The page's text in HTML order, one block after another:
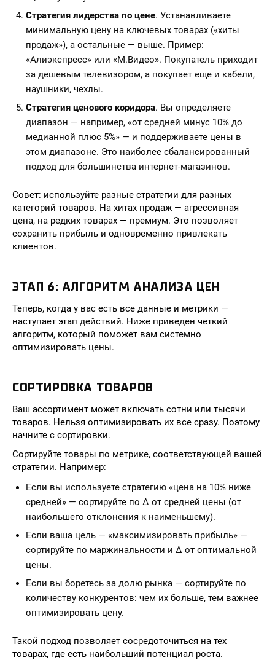
Стратегия лидерства по цене. Устанавливаете
минимальную цену на ключевых товарах («хиты
продаж»), а остальные — выше. Пример:
«Алиэкспресс» или «М.Видео». Покупатель приходит
за дешевым телевизором, а покупает еще и кабели,
наушники, чехлы.
Стратегия ценового коридора. Вы определяете
диапазон — например, «от средней минус 10% до
медианной плюс 5%» — и поддерживаете цены в
этом диапазоне. Это наиболее сбалансированный
подход для большинства интернет-магазинов.
Совет: используйте разные стратегии для разных
категорий товаров. На хитах продаж — агрессивная
цена, на редких товарах — премиум. Это позволяет
сохранить прибыль и одновременно привлекать
клиентов.
ЭТАП 6: АЛГОРИТМ АНАЛИЗА ЦЕН
Теперь, когда у вас есть все данные и метрики —
наступает этап действий. Ниже приведен четкий
алгоритм, который поможет вам системно
оптимизировать цены.
СОРТИРОВКА ТОВАРОВ
Ваш ассортимент может включать сотни или тысячи
товаров. Нельзя оптимизировать их все сразу. Поэтому
начните с сортировки.
Сортируйте товары по метрике, соответствующей вашей
стратегии. Например:
Если вы используете стратегию «цена на 10% ниже
средней» — сортируйте по Δ от средней цены (от
наибольшего отклонения к наименьшему).
Если ваша цель — «максимизировать прибыль» —
сортируйте по маржинальности и Δ от оптимальной
цены.
Если вы боретесь за долю рынка — сортируйте по
количеству конкурентов: чем их больше, тем важнее
оптимизировать цену.
Такой подход позволяет сосредоточиться на тех
товарах, где есть наибольший потенциал роста.